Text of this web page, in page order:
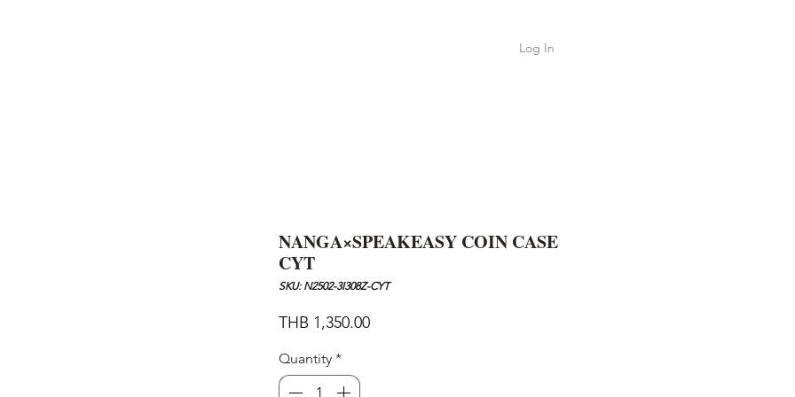
Log In
NANGA×SPEAKEASY COIN CASE
CYT
SKU: N2502-3I308Z-CYT
THB 1,350.00Price
Quantity *